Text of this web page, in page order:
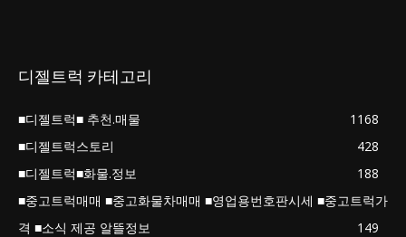
디젤트럭 카테고리
■디젤트럭■ 추천.매물
1168
■디젤트럭스토리
428
■디젤트럭■화물.정보
188
■중고트럭매매 ■중고화물차매매 ■영업용번호판시세 ■중고트럭가
격 ■소식 제공 알뜰정보
149